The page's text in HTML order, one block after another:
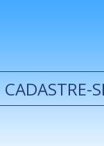
CADASTRE-